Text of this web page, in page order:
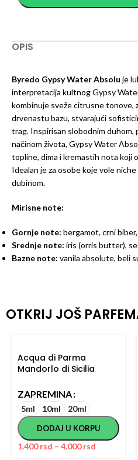
OPIS
Byredo Gypsy Water Absolu je
interpretacija kultnog Gypsy
kombinuje sveže citrusne tonove,
drvenastu bazu, stvarajući
trag. Inspirisan slobodnim duhom,
načinom života, Gypsy Water
topline, dima i kremastih nota koji
Idealan je za osobe koje vole
dubinom.
Mirisne note:
Gornje note: bergamot, crni
Srednje note: iris (orris butter),
Bazne note: vanila absolute, beli
OTKRIJ JOŠ
Acqua di Parma
Mandorlo di Sicilia
ZAPREMINA
5ml 10ml 20ml
DODAJ U KORPU
1.400rsd – 4.000rsd